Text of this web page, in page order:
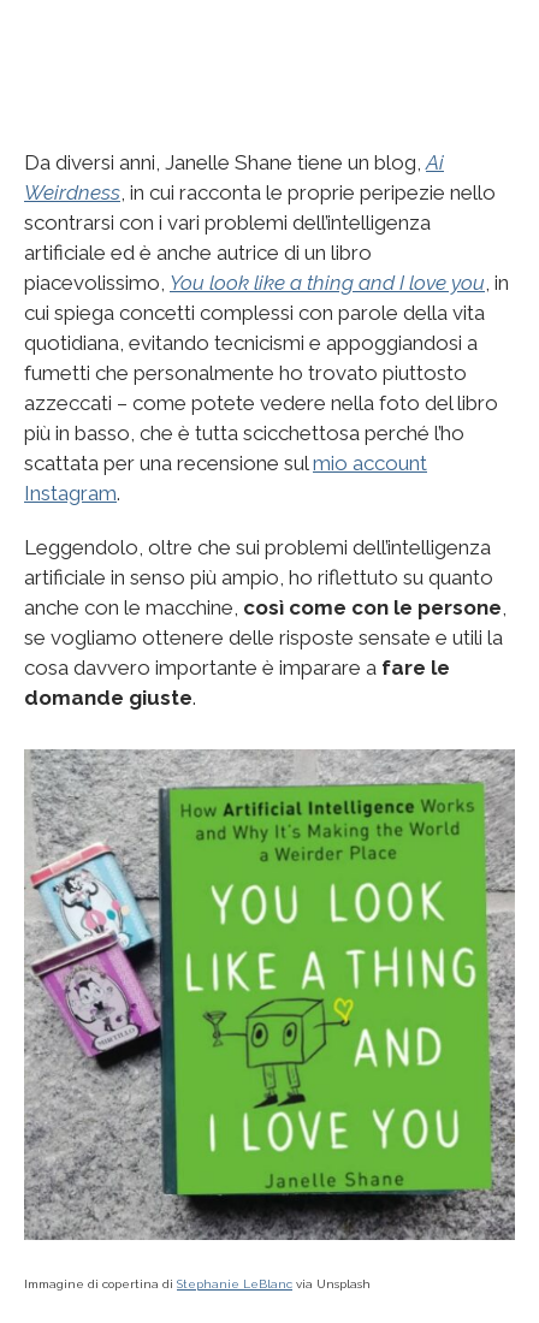
Da diversi anni, Janelle Shane tiene un blog,Ai
Weirdness, in cui racconta le proprie peripezie nello
scontrarsi con i vari problemi dell’intelligenza
artificiale ed è anche autrice di un libro
piacevolissimo, You look like a thing and I love you, in
cui spiega concetti complessi con parole della vita
quotidiana, evitando tecnicismi e appoggiandosi a
fumetti che personalmente ho trovato piuttosto
azzeccati – come potete vedere nella foto del libro
più in basso, che è tutta scicchettosa perché l’ho
scattata per una recensione sulmio account
Instagram.
Leggendolo, oltre che sui problemi dell’intelligenza
artificiale in senso più ampio, ho riflettuto su quanto
anche con le macchine, così come con le persone,
se vogliamo ottenere delle risposte sensate e utili la
cosa davvero importante è imparare a fare le
domande giuste.
Immagine di copertina di Stephanie LeBlanc via Unsplash